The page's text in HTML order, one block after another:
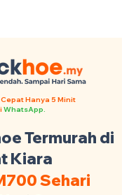
Hanya 5 Minit
WhatsApp.
Termurah di
Kiara
Sehari